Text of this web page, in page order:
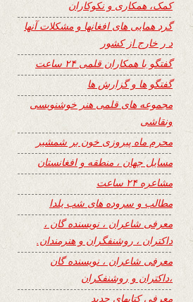
کمک، همکاری و نکوکاران
گرد همایی های افغانها و مشکلات آنها
د ر خارج از کشور
گفتگو با همکاران قلمی ۲۴ ساعت
گفتگو ها و گزارش ها
مجموعه های قلمی هنر خوشنویسی
ونقاشی
محرم ماه پیروزی خون بر شمشیر
مسایل جهان ، منطقه و افغانستان
مشاعره ۲۴ ساعت
مطالب و سروده های شب یلدا
معرفی شاعران ، نویسنده گان ،
داکتران ، روشنفگران و هنرمندان.
معرفی شاعران ، نویسنده گان
،داکتران و روشنفکران
معرفی کتابهای جدید